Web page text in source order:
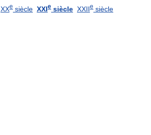
XXe siècle XXIe siècle XXIIe siècle